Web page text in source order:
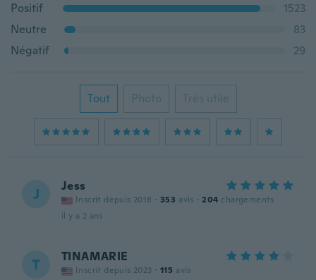
Positif
1523
Neutre
83
Négatif
29
Tout Photo Très utile
J Jess
Inscrit depuis 2018 · 353 avis · 204 chargements
il y a 2 ans
T TINAMARIE
Inscrit depuis 2023 · 115 avis